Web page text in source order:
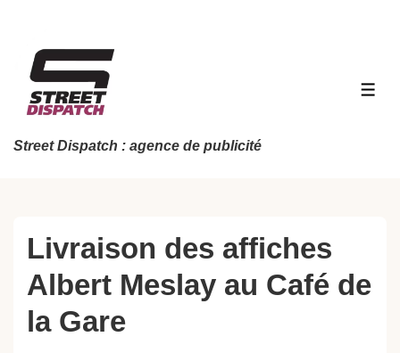
contenu
principal
Street Dispatch : agence de publicité
Livraison des affiches
Albert Meslay au Café de
la Gare